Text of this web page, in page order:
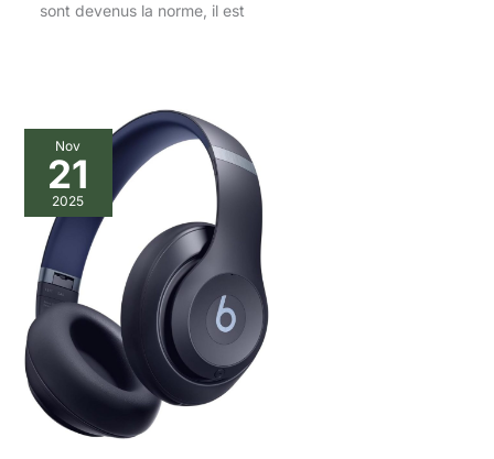
sont devenus la norme, il est
Nov
21
2025